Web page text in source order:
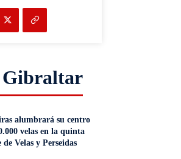
Gibraltar
alumbrará su centro
velas en la quinta
de Velas y Perseidas